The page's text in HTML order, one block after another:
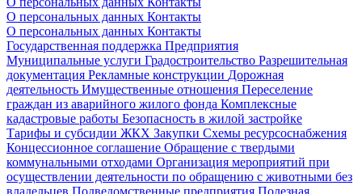
О персональных данных Контакты
О персональных данных Контакты
Государственная поддержка Предприятия
Муниципальные услуги Градостроительство Разрешительная
документация Рекламные конструкции Дорожная
деятельность Имущественные отношения Переселение
граждан из аварийного жилого фонда Комплексные
кадастровые работы Безопасность в жилой застройке
Тарифы и субсидии ЖКХ Закупки Схемы ресурсоснабжения
Концессионное соглашение Обращение с твердыми
коммунальными отходами Организация мероприятий при
осуществлении деятельности по обращению с животными без
владельцев Подведомственные предприятия Полезная